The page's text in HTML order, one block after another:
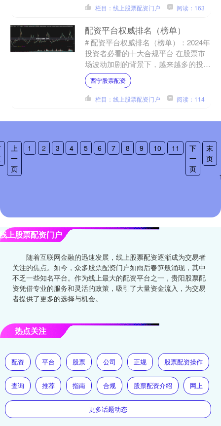
栏目：线上股票配资门户 阅读：163
配资平台权威排名（榜单）
# 配资平台权威排名（榜单）：2024年
投资者必看的十大合规平台 在股票市
场波动加剧的背景下，越来越多的投资
者开始关注配资这一杠杆工具。然而，
面对市场上鱼龙混杂....
西宁股票配资
栏目：线上股票配资门户 阅读：114
上
一
页
1 2 3 4 5 6 7 8 9 10 11
下
一
页
末
页
上股票配资门户
随着互联网金融的迅速发展，线上股票配资逐渐成为交易者
关注的焦点。如今，众多股票配资门户如雨后春笋般涌现，其中
不乏一些知名平台。作为线上最大的配资平台之一，贵阳股票配
资凭借专业的服务和灵活的政策，吸引了大量资金流入，为交易
者提供了更多的选择与机会。
热点关注
配资 平台 股票 公司 正规 股票配资操作
查询 推荐 指南 合规 股票配资介绍 网上
更多话题动态